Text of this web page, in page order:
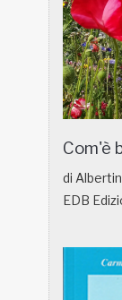
Com'è
di
EDB